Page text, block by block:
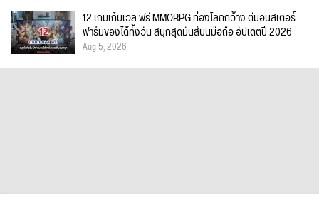
12 เกมเก็บเวล ฟรี MMORPG ท่องโลกกว้าง ตีมอนสเตอร์
ฟาร์มของได้ทั้งวัน สนุกสุดมันส์บนมือถือ อัปเดตปี 2026
Aug 5, 2026